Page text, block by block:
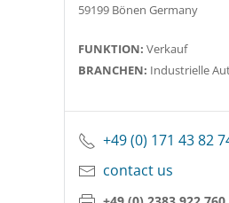
59199 Bönen Germany
FUNKTION: Verkauf
BRANCHEN: Industrielle
+49 (0) 171 43 82
contact us